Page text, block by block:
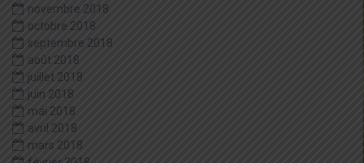
novembre 2018
octobre 2018
septembre 2018
août 2018
juillet 2018
juin 2018
mai 2018
avril 2018
mars 2018